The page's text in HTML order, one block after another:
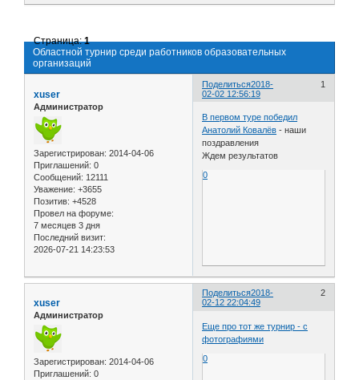
Областной турнир среди работников образовательных
организаций
Страница:1
Поделиться 1
2018-
02-02 12:56:19
xuser
Администратор
Зарегистрирован: 2014-04-06
Приглашений: 0
Сообщений: 12111
Уважение: +3655
Позитив: +4528
Провел на форуме:
7 месяцев 3 дня
Последний визит:
2026-07-21 14:23:53
В первом туре победил
Анатолий Ковалёв - наши
поздравления
Ждем результатов
0
Поделиться 2
2018-
02-12 22:04:49
xuser
Администратор
Зарегистрирован: 2014-04-06
Приглашений: 0
Еще про тот же турнир - с
фотографиями
0